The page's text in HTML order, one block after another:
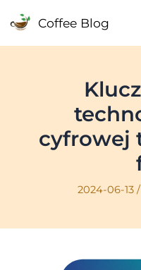
Coffee Blog
cyfrowej
2024-06-13 /